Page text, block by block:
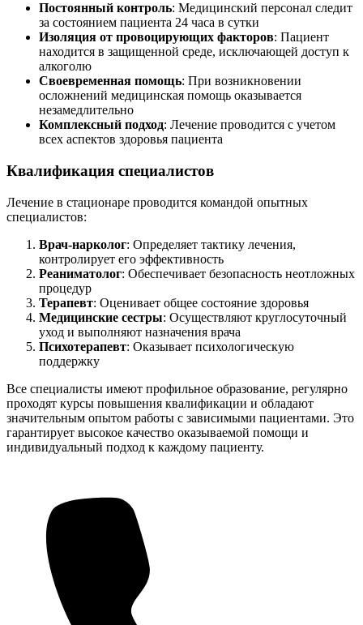
Постоянный контроль: Медицинский персонал следит
за состоянием пациента 24 часа в сутки
Изоляция от провоцирующих факторов: Пациент
находится в защищенной среде, исключающей доступ к
алкоголю
Своевременная помощь: При возникновении
осложнений медицинская помощь оказывается
незамедлительно
Комплексный подход: Лечение проводится с учетом
всех аспектов здоровья пациента
Квалификация специалистов
Лечение в стационаре проводится командой опытных
специалистов:
Врач-нарколог: Определяет тактику лечения,
контролирует его эффективность
Реаниматолог: Обеспечивает безопасность неотложных
процедур
Терапевт: Оценивает общее состояние здоровья
Медицинские сестры: Осуществляют круглосуточный
уход и выполняют назначения врача
Психотерапевт: Оказывает психологическую
поддержку
Все специалисты имеют профильное образование, регулярно
проходят курсы повышения квалификации и обладают
значительным опытом работы с зависимыми пациентами. Это
гарантирует высокое качество оказываемой помощи и
индивидуальный подход к каждому пациенту.